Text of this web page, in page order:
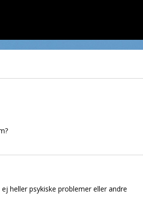
heller psykiske problemer eller andre